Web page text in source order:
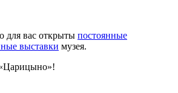
для вас открыты постоянные
выставки музея.